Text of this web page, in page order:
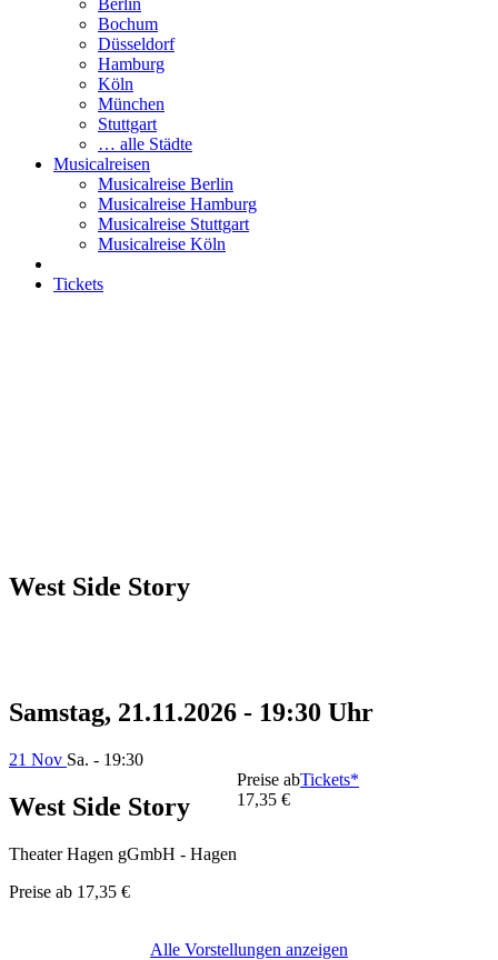
Berlin
Bochum
Düsseldorf
Hamburg
Köln
München
Stuttgart
… alle Städte
Musicalreisen
Musicalreise Berlin
Musicalreise Hamburg
Musicalreise Stuttgart
Musicalreise Köln
Tickets
West Side Story
Samstag, 21.11.2026 - 19:30 Uhr
21 Nov Sa. - 19:30
West Side Story
Theater Hagen gGmbH - Hagen
Preise ab 17,35 €
Preise ab
17,35 €
Tickets*
Alle Vorstellungen anzeigen